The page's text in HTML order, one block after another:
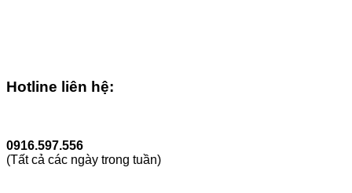
Hotline liên hệ:
0916.597.556
(Tất cả các ngày trong tuần)